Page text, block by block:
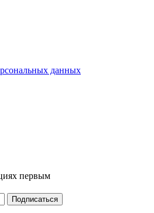
данных
первым